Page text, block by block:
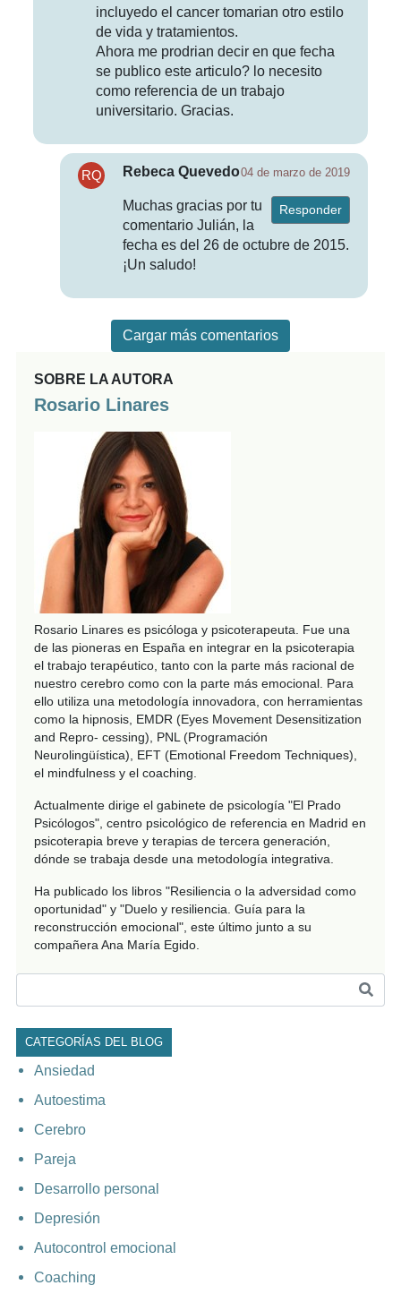
incluyedo el cancer tomarian otro estilo
de vida y tratamientos.
Ahora me prodrian decir en que fecha
se publico este articulo? lo necesito
como referencia de un trabajo
universitario. Gracias.
04 de marzo de 2019
Rebeca Quevedo
Responder
Muchas gracias por tu
comentario Julián, la
fecha es del 26 de octubre de 2015.
¡Un saludo!
Cargar más comentarios
SOBRE LA AUTORA
Rosario Linares
Rosario Linares es psicóloga y psicoterapeuta. Fue una
de las pioneras en España en integrar en la psicoterapia
el trabajo terapéutico, tanto con la parte más racional de
nuestro cerebro como con la parte más emocional. Para
ello utiliza una metodología innovadora, con herramientas
como la hipnosis, EMDR (Eyes Movement Desensitization
and Repro- cessing), PNL (Programación
Neurolingüística), EFT (Emotional Freedom Techniques),
el mindfulness y el coaching.
Actualmente dirige el gabinete de psicología "El Prado
Psicólogos", centro psicológico de referencia en Madrid en
psicoterapia breve y terapias de tercera generación,
dónde se trabaja desde una metodología integrativa.
Ha publicado los libros "Resiliencia o la adversidad como
oportunidad" y "Duelo y resiliencia. Guía para la
reconstrucción emocional", este último junto a su
compañera Ana María Egido.
CATEGORÍAS DEL BLOG
Ansiedad
Autoestima
Cerebro
Pareja
Desarrollo personal
Depresión
Autocontrol emocional
Coaching